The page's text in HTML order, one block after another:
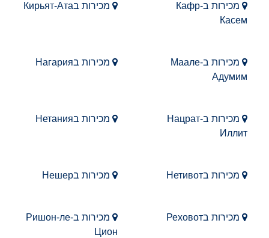
מכירות בКафр-
Касем
מכירות בКирьят-Ата
מכירות בМаале-
Адумим
מכירות בНагария
מכירות בНацрат-
Иллит
מכירות בНетания
מכירות בНетивот מכירות בНешер
מכירות בРеховот
מכירות בРишон-ле-
Цион